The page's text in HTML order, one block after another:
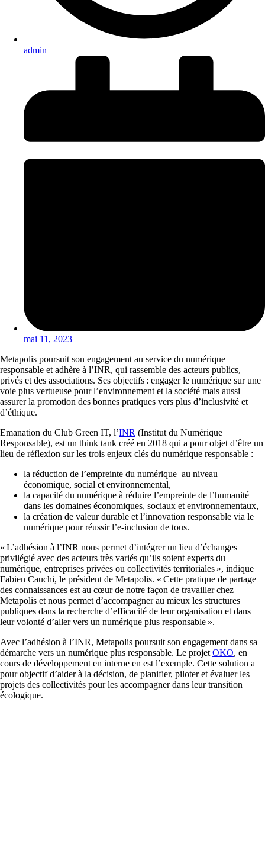
admin
mai 11, 2023
Metapolis poursuit son engagement au service du numérique
responsable et adhère à l’INR, qui rassemble des acteurs publics,
privés et des associations. Ses objectifs : engager le numérique sur une
voie plus vertueuse pour l’environnement et la société mais aussi
assurer la promotion des bonnes pratiques vers plus d’inclusivité et
d’éthique.
Emanation du Club Green IT, l’INR (Institut du Numérique
Responsable), est un think tank créé en 2018 qui a pour objet d’être un
lieu de réflexion sur les trois enjeux clés du numérique responsable :
la réduction de l’empreinte du numérique au niveau
économique, social et environnemental,
la capacité du numérique à réduire l’empreinte de l’humanité
dans les domaines économiques, sociaux et environnementaux,
la création de valeur durable et l’innovation responsable via le
numérique pour réussir l’e-inclusion de tous.
« L’adhésion à l’INR nous permet d’intégrer un lieu d’échanges
privilégié avec des acteurs très variés qu’ils soient experts du
numérique, entreprises privées ou collectivités territoriales », indique
Fabien Cauchi, le président de Metapolis. « Cette pratique de partage
des connaissances est au cœur de notre façon de travailler chez
Metapolis et nous permet d’accompagner au mieux les structures
publiques dans la recherche d’efficacité de leur organisation et dans
leur volonté d’aller vers un numérique plus responsable ».
Avec l’adhésion à l’INR, Metapolis poursuit son engagement dans sa
démarche vers un numérique plus responsable. Le projet OKO, en
cours de développement en interne en est l’exemple. Cette solution a
pour objectif d’aider à la décision, de planifier, piloter et évaluer les
projets des collectivités pour les accompagner dans leur transition
écologique.